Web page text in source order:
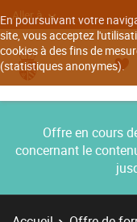
En poursuivant votre
site, vous acceptez
cookies à des fins de
(statistiques anonymes).
Aller à
Offre en cours
concernant le